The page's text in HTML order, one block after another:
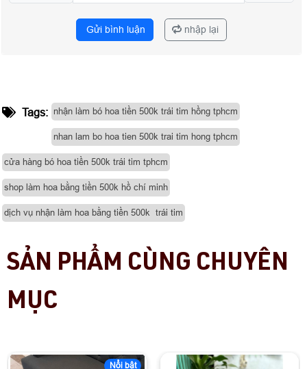
Gửi bình luận nhập lại
Tags: nhận làm bó hoa tiền 500k trái tim hồng tphcm
nhan lam bo hoa tien 500k trai tim hong tphcm
cửa hàng bó hoa tiền 500k trái tim tphcm
shop làm hoa bằng tiền 500k hồ chí minh
dịch vụ nhận làm hoa bằng tiền 500k trái tim
SẢN PHẨM CÙNG CHUYÊN
MỤC
Nổi bật